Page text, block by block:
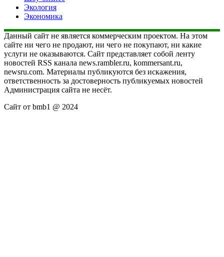
Экология
Экономика
Данный сайт не является коммерческим проектом. На этом
сайте ни чего не продают, ни чего не покупают, ни какие
услуги не оказываются. Сайт представляет собой ленту
новостей RSS канала news.rambler.ru, kommersant.ru,
newsru.com. Материалы публикуются без искажения,
ответственность за достоверность публикуемых новостей
Администрация сайта не несёт.
Сайт от bmb1 @ 2024